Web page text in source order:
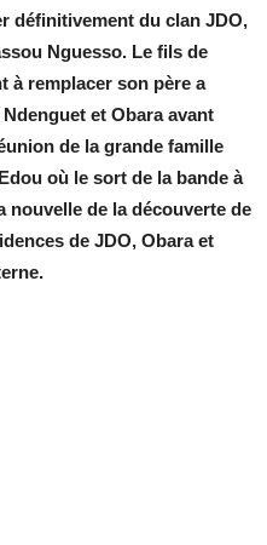
définitivement du clan JDO,
Nguesso. Le fils de
à remplacer son père a
et Obara avant
de la grande famille
où le sort de la bande à
nouvelle de la découverte de
de JDO, Obara et